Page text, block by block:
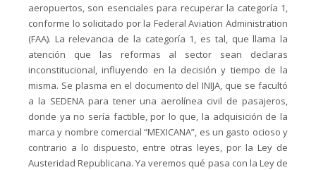
aeropuertos, son esenciales para recuperar la categoría 1,
conforme lo solicitado por la Federal Aviation Administration
(FAA). La relevancia de la categoría 1, es tal, que llama la
atención que las reformas al sector sean declaras
inconstitucional, influyendo en la decisión y tiempo de la
misma. Se plasma en el documento del INIJA, que se facultó
a la SEDENA para tener una aerolínea civil de pasajeros,
donde ya no sería factible, por lo que, la adquisición de la
marca y nombre comercial “MEXICANA”, es un gasto ocioso y
contrario a lo dispuesto, entre otras leyes, por la Ley de
Austeridad Republicana. Ya veremos qué pasa con la Ley de